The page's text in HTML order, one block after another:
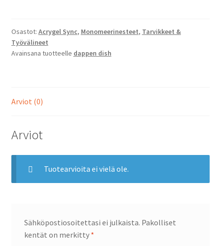
Osastot: Acrygel Sync, Monomeerinesteet, Tarvikkeet &
Työvälineet
Avainsana tuotteelle dappen dish
Arviot (0)
Arviot
Tuotearvioita ei vielä ole.
Sähköpostiosoitettasi ei julkaista. Pakolliset
kentät on merkitty *